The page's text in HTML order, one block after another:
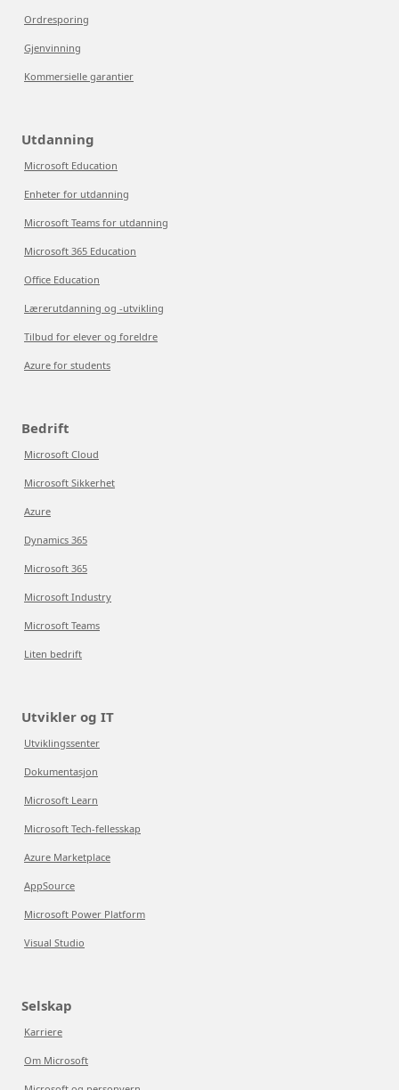
Ordresporing
Gjenvinning
Kommersielle garantier
Utdanning
Microsoft Education
Enheter for utdanning
Microsoft Teams for utdanning
Microsoft 365 Education
Office Education
Lærerutdanning og -utvikling
Tilbud for elever og foreldre
Azure for students
Bedrift
Microsoft Cloud
Microsoft Sikkerhet
Azure
Dynamics 365
Microsoft 365
Microsoft Industry
Microsoft Teams
Liten bedrift
Utvikler og IT
Utviklingssenter
Dokumentasjon
Microsoft Learn
Microsoft Tech-fellesskap
Azure Marketplace
AppSource
Microsoft Power Platform
Visual Studio
Selskap
Karriere
Om Microsoft